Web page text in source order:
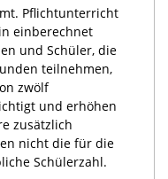
Pflichtunterricht
einberechnet
und Schüler, die
teilnehmen,
zwölf
und erhöhen
zusätzlich
nicht die für die
Schülerzahl.